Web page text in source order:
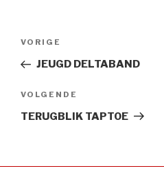
Vorig
bericht
VORIGE
JEUGD DELTABAND
Volgend
Bericht
VOLGENDE
TERUGBLIK TAPTOE